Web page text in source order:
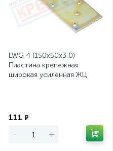
LWG 4 (150х50х3,0)
Пластина крепежная
широкая усиленная ЖЦ
111 ₽
- +